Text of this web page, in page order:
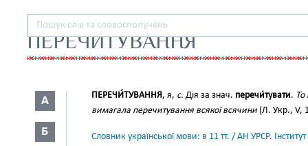
ПЕРЕЧИТУВАННЯ
А
Б
ПЕРЕЧИ́ТУВАННЯ, я, с. Дія за знач. перечи́тувати. То
вимагала перечитування всякої всячини (Л. Укр., V,
Словник української мови: в 11 тт. / АН УРСР.